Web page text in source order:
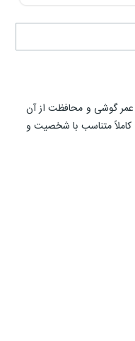
گوشی و محافظت از آن
متناسب با شخصیت و